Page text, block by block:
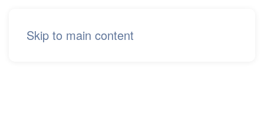
Skip to main content